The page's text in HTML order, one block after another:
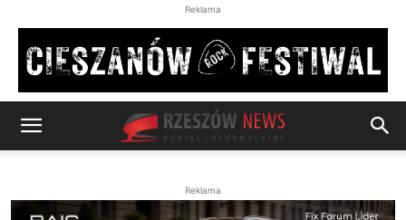
Reklama
Reklama